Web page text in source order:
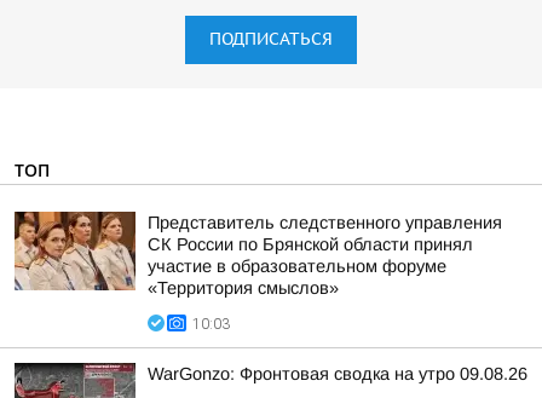
ПОДПИСАТЬСЯ
ТОП
Представитель следственного управления
СК России по Брянской области принял
участие в образовательном форуме
«Территория смыслов»
10:03
WarGonzo: Фронтовая сводка на утро 09.08.26